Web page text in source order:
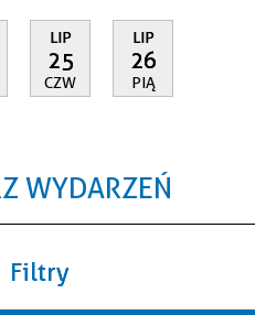
LIP
25
CZW
LIP
26
PIĄ
WYDARZEŃ
Filtry